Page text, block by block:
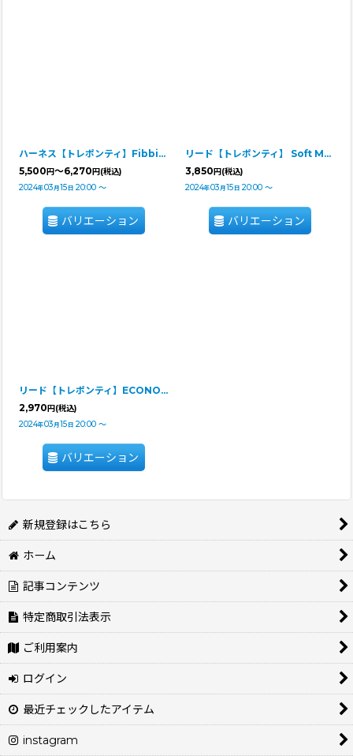
ハーネス【トレポンティ】Fibbia Soft Mesh adjustable type SOFT MESH CAMOUFLAGE
5,500円～6,270円(税込)
2024年03 月15 日 20:00 ～
バリエーション
リード【トレポンティ】 Soft Mesh Leash CAMOUFLAGE
3,850円(税込)
2024年03 月15 日 20:00 ～
バリエーション
リード【トレポンティ】ECONOMIC LEASH CAMOUFLAGE
2,970円(税込)
2024年03 月15 日 20:00 ～
バリエーション
新規登録はこちら
ホーム
記事コンテンツ
特定商取引法表示
ご利用案内
ログイン
最近チェックしたアイテム
instagram